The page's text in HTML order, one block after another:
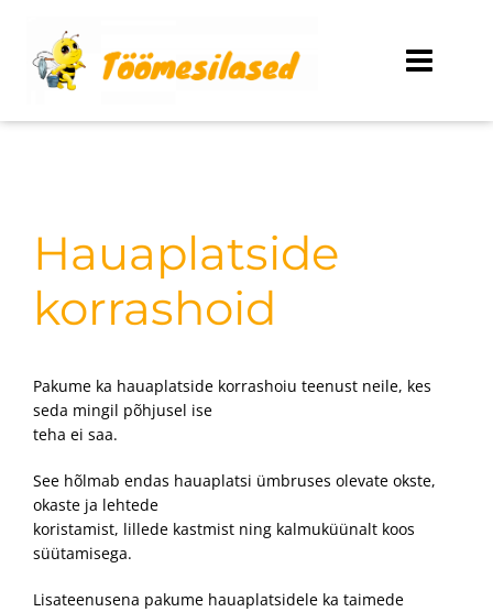
content
Hauaplatside
korrashoid
Pakume ka hauaplatside korrashoiu teenust neile, kes
seda mingil põhjusel ise
teha ei saa.
See hõlmab endas hauaplatsi ümbruses olevate okste,
okaste ja lehtede
koristamist, lillede kastmist ning kalmuküünalt koos
süütamisega.
Lisateenusena pakume hauaplatsidele ka taimede